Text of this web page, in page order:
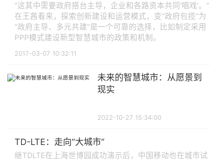
“这其中需要政府搭台主导，企业和各路资本共同‘唱戏’。”
在王茜看来，探索创新建设和运营模式，变“政府包揽”为
“政府主导、多元共建”是一个可靠的选择，比如制定采用
PPP模式建设新型智慧城市的政策和机制。
2017-03-07 10:32:11
未来的智慧城市：从愿景到
现实
2022-10-27 15:34:00
TD-LTE：走向“大城市”
继TDLTE在上海世博园成功演示后，中国移动也在城市试